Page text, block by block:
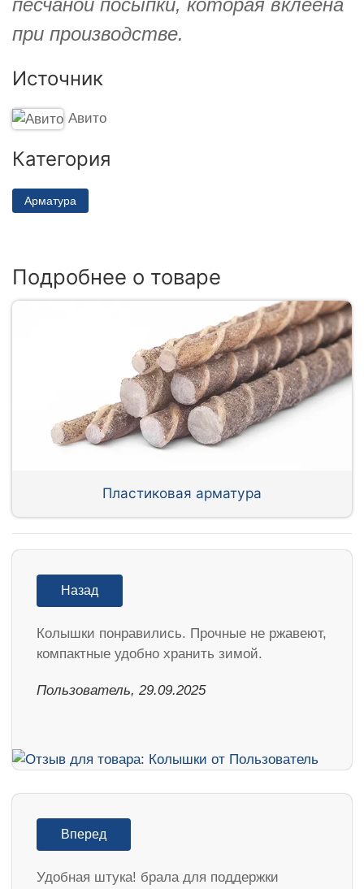
при производстве.
Источник
Авито
Категория
Арматура
Подробнее о товаре
Пластиковая арматура
Назад
Колышки понравились. Прочные не ржавеют,
компактные удобно хранить зимой.
Пользователь, 29.09.2025
Вперед
Удобная штука! брала для поддержки